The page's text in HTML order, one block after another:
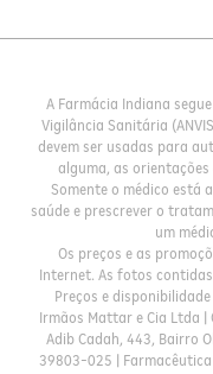
A Farmácia Indiana
Vigilância Sanitária
devem ser usadas para
alguma, as
Somente o médico está
saúde e prescrever o
um
Os preços e as
Internet. As fotos
Preços e
Irmãos Mattar e Cia Ltda |
Adib Cadah, 443, Bairro
39803-025 |